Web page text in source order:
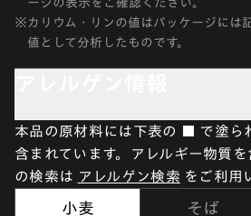
※ カリウム・リンの値はパッケージには
値として分析したものです。
本品の原材料には下表の ■ で塗ら
含まれています。アレルギー物質
の検索は アレルゲン検索 をご利用
小麦 そば